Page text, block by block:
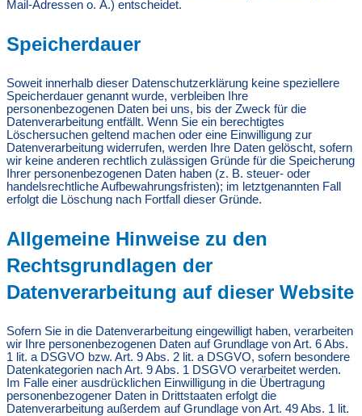
Mail-Adressen o. Ä.) entscheidet.
Speicherdauer
Soweit innerhalb dieser Datenschutzerklärung keine speziellere
Speicherdauer genannt wurde, verbleiben Ihre
personenbezogenen Daten bei uns, bis der Zweck für die
Datenverarbeitung entfällt. Wenn Sie ein berechtigtes
Löschersuchen geltend machen oder eine Einwilligung zur
Datenverarbeitung widerrufen, werden Ihre Daten gelöscht, sofern
wir keine anderen rechtlich zulässigen Gründe für die Speicherung
Ihrer personenbezogenen Daten haben (z. B. steuer- oder
handelsrechtliche Aufbewahrungsfristen); im letztgenannten Fall
erfolgt die Löschung nach Fortfall dieser Gründe.
Allgemeine Hinweise zu den
Rechtsgrundlagen der
Datenverarbeitung auf dieser Website
Sofern Sie in die Datenverarbeitung eingewilligt haben, verarbeiten
wir Ihre personenbezogenen Daten auf Grundlage von Art. 6 Abs.
1 lit. a DSGVO bzw. Art. 9 Abs. 2 lit. a DSGVO, sofern besondere
Datenkategorien nach Art. 9 Abs. 1 DSGVO verarbeitet werden.
Im Falle einer ausdrücklichen Einwilligung in die Übertragung
personenbezogener Daten in Drittstaaten erfolgt die
Datenverarbeitung außerdem auf Grundlage von Art. 49 Abs. 1 lit.